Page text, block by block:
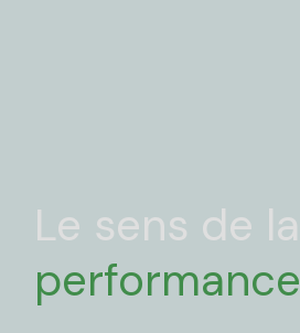
Le sens de la
performance